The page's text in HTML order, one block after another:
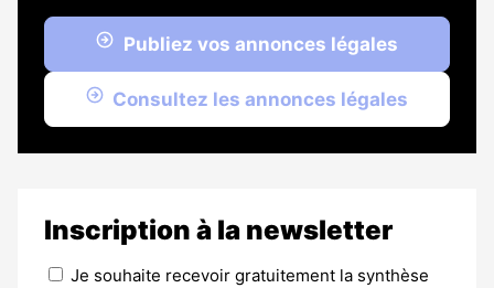
Publiez vos annonces légales
Consultez les annonces légales
Inscription à la newsletter
Je souhaite recevoir gratuitement la synthèse